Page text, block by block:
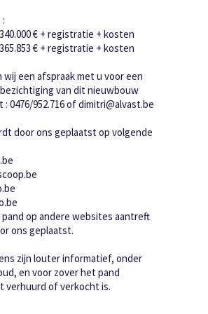
€ + registratie + kosten
€ + registratie + kosten
wij een afspraak met u voor een
van dit nieuwbouw
0476/952.716 of dimitri@alvast.be
door ons geplaatst op volgende
op andere websites aantreft
ons geplaatst.
zijn louter informatief, onder
en voor zover het pand
verhuurd of verkocht is.